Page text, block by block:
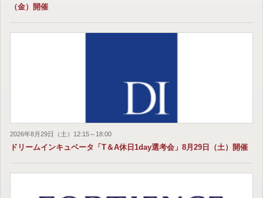
（金）開催
2026年8月29日（土）12:15～18:00
ドリームインキュベータ「T＆A休日1day選考会」8月29日（土）開催